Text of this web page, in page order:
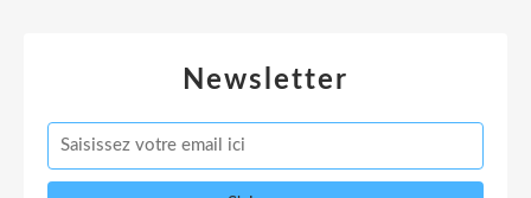
Newsletter